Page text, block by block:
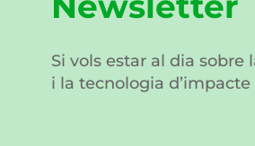
Si vols estar al dia sobre
i la tecnologia d’impacte